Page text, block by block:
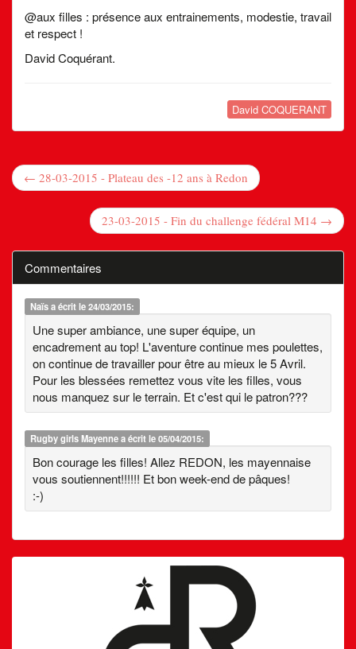
@aux filles : présence aux entrainements, modestie, travail
et respect !
David Coquérant.
David COQUERANT
← 28-03-2015 - Plateau des -12 ans à Redon
23-03-2015 - Fin du challenge fédéral M14 →
Commentaires
Naïsa écrit le 24/03/2015:
Une super ambiance, une super équipe, un
encadrement au top! L'aventure continue mes poulettes,
on continue de travailler pour être au mieux le 5 Avril.
Pour les blessées remettez vous vite les filles, vous
nous manquez sur le terrain. Et c'est qui le patron???
Rugby girls Mayennea écrit le 05/04/2015:
Bon courage les filles! Allez REDON, les mayennaise
vous soutiennent!!!!!! Et bon week-end de pâques!
:-)